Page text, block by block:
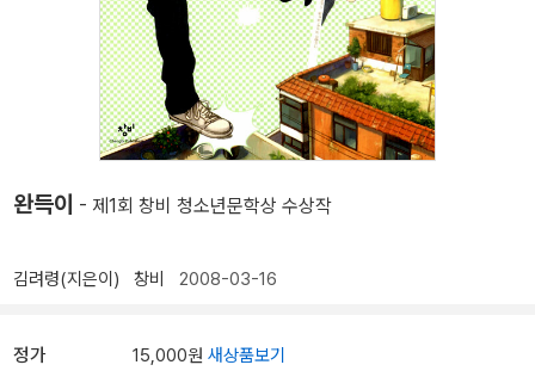
완득이 - 제1회 창비 청소년문학상 수상작
김려령(지은이) 창비 2008-03-16
정가 15,000원 새상품보기